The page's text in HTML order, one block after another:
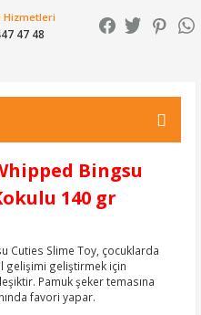
Hizmetleri
47 48
Bingsu
140 gr
Cuties Slime Toy, çocuklarda
gelişimi geliştirmek için
Pamuk şeker temasına
favori yapar.